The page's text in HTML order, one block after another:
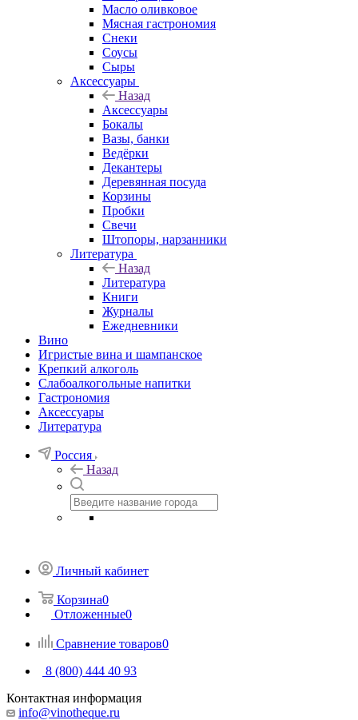
Масло оливковое
Мясная гастрономия
Снеки
Соусы
Сыры
Аксессуары
Назад
Аксессуары
Бокалы
Вазы, банки
Ведёрки
Декантеры
Деревянная посуда
Корзины
Пробки
Свечи
Штопоры, нарзанники
Литература
Назад
Литература
Книги
Журналы
Ежедневники
Вино
Игристые вина и шампанское
Крепкий алкоголь
Слабоалкогольные напитки
Гастрономия
Аксессуары
Литература
Россия
Назад
Личный кабинет
Корзина0
Отложенные0
Сравнение товаров0
8 (800) 444 40 93
Контактная информация
info@vinotheque.ru